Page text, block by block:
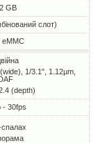
GB
слот)
eMMC
1/3.1", 1.12µm,
(depth)
- 30fps
спалах